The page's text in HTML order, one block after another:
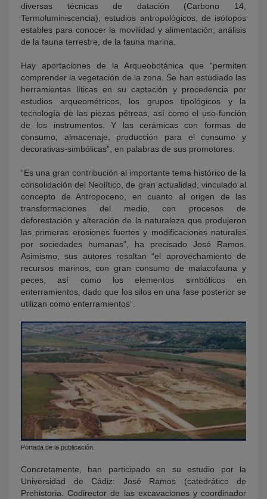
diversas técnicas de datación (Carbono 14,
Termoluminiscencia), estudios antropológicos, de isótopos
estables para conocer la movilidad y alimentación; análisis
de la fauna terrestre, de la fauna marina.
Hay aportaciones de la Arqueobotánica que “permiten
comprender la vegetación de la zona. Se han estudiado las
herramientas líticas en su captación y procedencia por
estudios arqueométricos, los grupos tipológicos y la
tecnología de las piezas pétreas, así como el uso-función
de los instrumentos. Y las cerámicas con formas de
consumo, almacenaje, producción para el consumo y
decorativas-simbólicas”, en palabras de sus promotores.
“Es una gran contribución al importante tema histórico de la
consolidación del Neolítico, de gran actualidad, vinculado al
concepto de Antropoceno, en cuanto al origen de las
transformaciones del medio, con procesos de
deforestación y alteración de la naturaleza que produjeron
las primeras erosiones fuertes y modificaciones naturales
por sociedades humanas”, ha precisado José Ramos.
Asimismo, sus autores resaltan “el aprovechamiento de
recursos marinos, con gran consumo de malacofauna y
peces, así como los elementos simbólicos en
enterramientos, dado que los silos en una fase posterior se
utilizan como enterramientos”.
Portada de la publicación.
Concretamente, han participado en su estudio por la
Universidad de Cádiz: José Ramos (catedrático de
Prehistoria. Codirector de las excavaciones y coordinador